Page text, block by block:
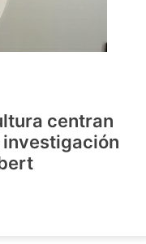
centran
investigación